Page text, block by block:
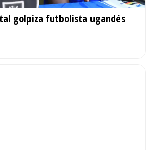
golpiza futbolista ugandés